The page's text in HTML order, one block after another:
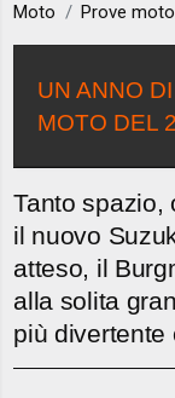
Moto Prove moto
UN ANNO
MOTO DEL
Tanto spazio,
il nuovo
atteso, il
alla solita
più divertente